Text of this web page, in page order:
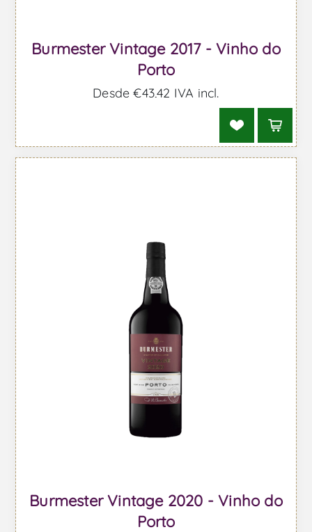
Burmester Vintage 2017 - Vinho do
Porto
Desde €43,42 IVA incl.
Burmester Vintage 2020 - Vinho do
Porto